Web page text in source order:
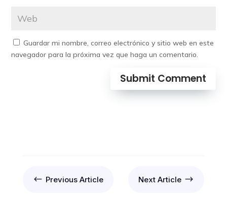
Guardar mi nombre, correo electrónico y sitio web en este
navegador para la próxima vez que haga un comentario.
Submit Comment
# Previous Article Next Article $